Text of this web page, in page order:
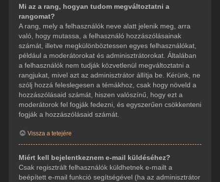
Mi az a rang, hogyan tudom megváltoztatni a
rangomat?
A rang, mely a felhasználók neve alatt jelenik meg, arra
való, hogy mutassa, a felhasználó hozzászólásainak
számát, illetve megkülönböztessen egyes felhasználókat,
például a moderátorokat és adminisztrátorokat. Általában
a felhasználók nem tudják közvetlenül megváltoztatni a
rangjukat, mivel azt az adminisztrátor állítja be. Kérünk, ne
szólj hozzá feleslegesen a témákhoz, csak hogy növeld a
hozzászólásaid számát, hiszen valószínű, hogy ezt a
moderátorok fel fogják fedezni, és egyszerűen csökkenteni
fogják a hozzászólásaid számát.
Vissza a tetejére
Miért kell bejelentkeznem e-mail küldéséhez?
Csak regisztrált felhasználók küldhetnek e-mailt a
beépített e-mail funkció segítségével (ha az adminisztrátor